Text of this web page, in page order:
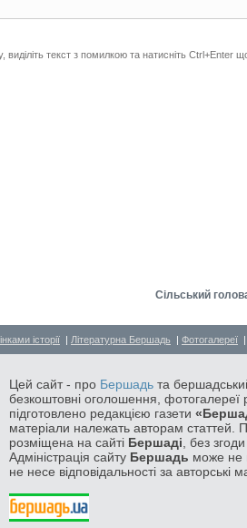
текст з помилкою та натисніть Ctrl+Enter
Сільський
історії | Літературна Бершадь | Фотогалереї
Цей сайт - про Бершадь та
безкоштовні оголошення, фотогалереї
підготовлено редакцією газети
матеріали належать авторам статтей.
розміщена на сайті Бершаді , без
Адміністрація сайту Бершадь може не
не несе відповідальності за авторські